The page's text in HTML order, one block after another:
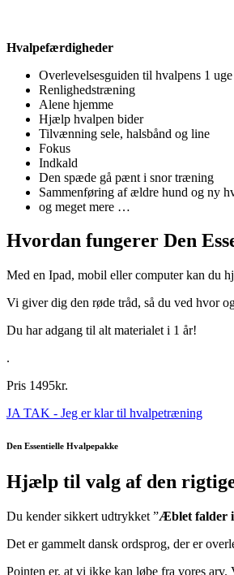
Hvalpefærdigheder
Overlevelsesguiden til hvalpens 1
Renlighedstræning
Alene hjemme
Hjælp hvalpen bider
Tilvænning sele, halsbånd og line
Fokus
Indkald
Den spæde gå pænt i snor træning
Sammenføring af ældre hund og ny
og meget mere …
Hvordan fungerer Den
Med en Ipad, mobil eller computer kan du
Vi giver dig den røde tråd, så du ved hvor
Du har adgang til alt materialet i 1 år!
.
Pris 1495kr.
JA TAK - Jeg er klar til hvalpetræning
Den Essentielle Hvalpepakke
Hjælp til valg af den
Du kender sikkert udtrykket ”Æblet falder
Det er gammelt dansk ordsprog, der er
Pointen er, at vi ikke kan løbe fra vores